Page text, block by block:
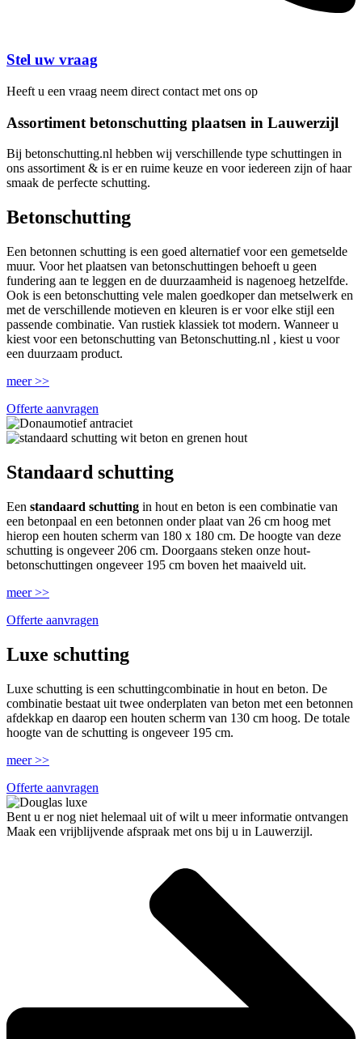
Stel uw vraag
Heeft u een vraag neem direct contact met ons op
Assortiment betonschutting plaatsen in Lauwerzijl
Bij betonschutting.nl hebben wij verschillende type schuttingen in
ons assortiment & is er en ruime keuze en voor iedereen zijn of haar
smaak de perfecte schutting.
Betonschutting
Een betonnen schutting is een goed alternatief voor een gemetselde
muur. Voor het plaatsen van betonschuttingen behoeft u geen
fundering aan te leggen en de duurzaamheid is nagenoeg hetzelfde.
Ook is een betonschutting vele malen goedkoper dan metselwerk en
met de verschillende motieven en kleuren is er voor elke stijl een
passende combinatie. Van rustiek klassiek tot modern. Wanneer u
kiest voor een betonschutting van Betonschutting.nl , kiest u voor
een duurzaam product.
meer >>
Offerte aanvragen
Standaard schutting
Een standaard schutting in hout en beton is een combinatie van
een betonpaal en een betonnen onder plaat van 26 cm hoog met
hierop een houten scherm van 180 x 180 cm. De hoogte van deze
schutting is ongeveer 206 cm. Doorgaans steken onze hout-
betonschuttingen ongeveer 195 cm boven het maaiveld uit.
meer >>
Offerte aanvragen
Luxe schutting
Luxe schutting is een schuttingcombinatie in hout en beton. De
combinatie bestaat uit twee onderplaten van beton met een betonnen
afdekkap en daarop een houten scherm van 130 cm hoog. De totale
hoogte van de schutting is ongeveer 195 cm.
meer >>
Offerte aanvragen
Bent u er nog niet helemaal uit of wilt u meer informatie ontvangen
Maak een vrijblijvende afspraak met ons bij u in Lauwerzijl.